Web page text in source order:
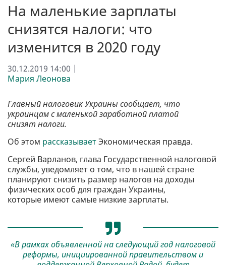
На маленькие зарплаты
снизятся налоги: что
изменится в 2020 году
30.12.2019 14:00 |
Мария Леонова
Главный налоговик Украины сообщает, что
украинцам с маленькой заработной платой
снизят налоги.
Об этом рассказываетЭкономическая правда.
Сергей Варланов, глава Государственной налоговой
службы, уведомляет о том, что в нашей стране
планируют снизить размер налогов на доходы
физических особ для граждан Украины,
которые имеют самые низкие зарплаты.
«В рамках объявленной на следующий год налоговой
реформы, инициированной правительством и